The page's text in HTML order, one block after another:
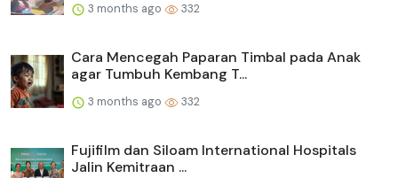
3 months ago 332
Cara Mencegah Paparan Timbal pada Anak
agar Tumbuh Kembang T...
3 months ago 332
Fujifilm dan Siloam International Hospitals
Jalin Kemitraan ...